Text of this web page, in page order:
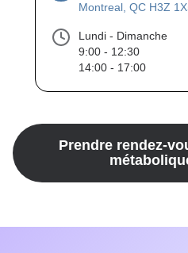
Montreal, QC H3Z
Lundi - Dimanche
9:00 - 12:30
14:00 - 17:00
Prendre rendez-